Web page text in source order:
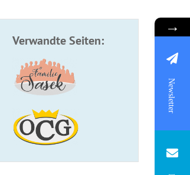
Verwandte Seiten:
→
Newsletter